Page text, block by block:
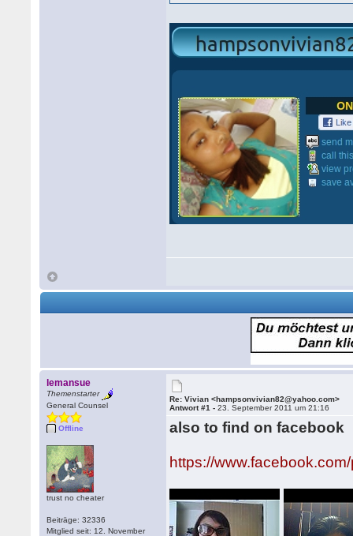
lemansue
Themenstarter
General Counsel
Offline
trust no cheater
Beiträge: 32336
Mitglied seit: 12. November
Re: Vivian <hampsonvivian82@yahoo.com>
Antwort #1 -23. September 2011 um 21:16
also to find on facebook
https://